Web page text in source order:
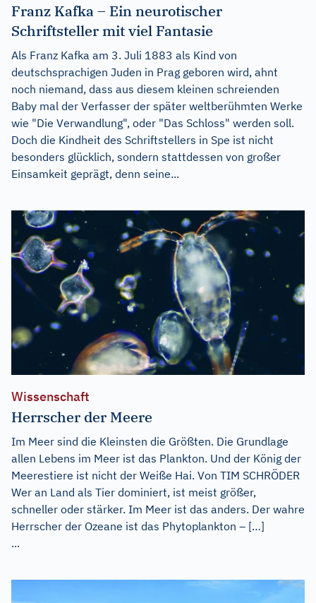
Franz Kafka – Ein neurotischer
Schriftsteller mit viel Fantasie
Als Franz Kafka am 3. Juli 1883 als Kind von
deutschsprachigen Juden in Prag geboren wird, ahnt
noch niemand, dass aus diesem kleinen schreienden
Baby mal der Verfasser der später weltberühmten Werke
wie "Die Verwandlung", oder "Das Schloss" werden soll.
Doch die Kindheit des Schriftstellers in Spe ist nicht
besonders glücklich, sondern stattdessen von großer
Einsamkeit geprägt, denn seine...
Wissenschaft
Herrscher der Meere
Im Meer sind die Kleinsten die Größten. Die Grundlage
allen Lebens im Meer ist das Plankton. Und der König der
Meerestiere ist nicht der Weiße Hai. Von TIM SCHRÖDER
Wer an Land als Tier dominiert, ist meist größer,
schneller oder stärker. Im Meer ist das anders. Der wahre
Herrscher der Ozeane ist das Phytoplankton – […]
...